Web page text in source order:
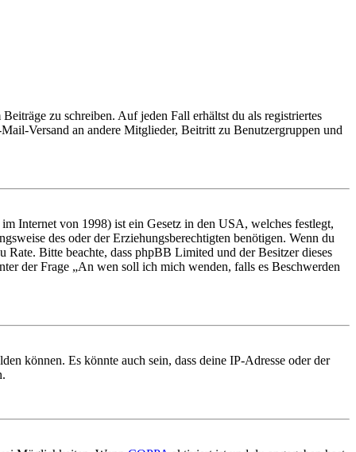
zu schreiben. Auf jeden Fall erhältst du als registriertes
Versand an andere Mitglieder, Beitritt zu Benutzergruppen und
Internet von 1998) ist ein Gesetz in den USA, welches festlegt,
des oder der Erziehungsberechtigten benötigen. Wenn du
Bitte beachte, dass phpBB Limited und der Besitzer dieses
der Frage „An wen soll ich mich wenden, falls es Beschwerden
können. Es könnte auch sein, dass deine IP-Adresse oder der